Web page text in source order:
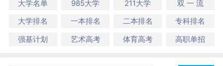
大学名单
985大学 211大学
双 一 流
大学排名
一本排名 二本排名
专科排名
强基计划
艺术高考 体育高考 高职单招